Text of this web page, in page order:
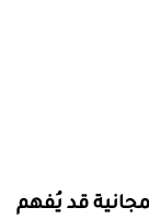
قد يُفهم